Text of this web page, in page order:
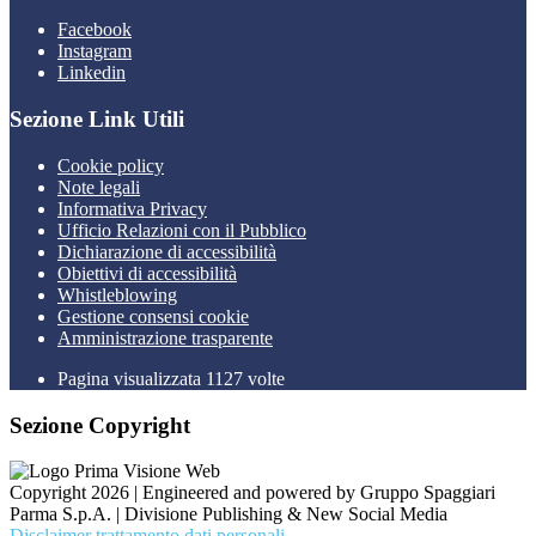
Facebook
Instagram
Linkedin
Sezione Link Utili
Cookie policy
Note legali
Informativa Privacy
Ufficio Relazioni con il Pubblico
Dichiarazione di accessibilità
Obiettivi di accessibilità
Whistleblowing
Gestione consensi cookie
Amministrazione trasparente
Pagina visualizzata 1127 volte
Sezione Copyright
Copyright 2026 | Engineered and powered by Gruppo Spaggiari
Parma S.p.A. | Divisione Publishing & New Social Media